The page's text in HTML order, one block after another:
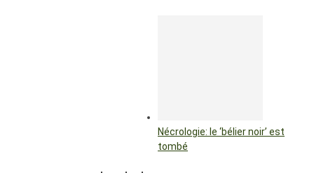
Nécrologie: le ‘bélier noir’ est
tombé